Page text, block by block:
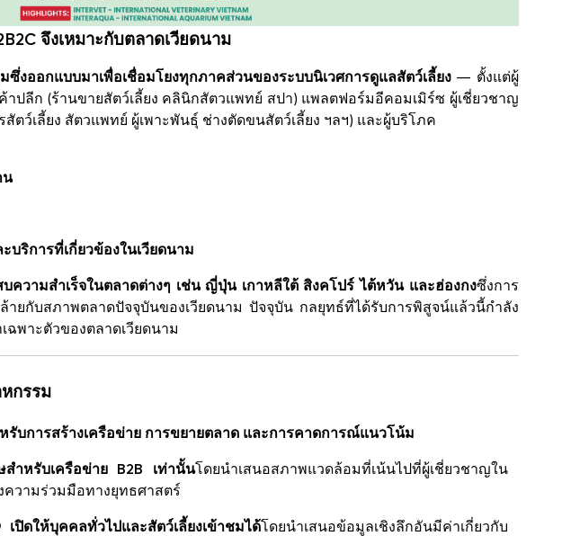
จึงเหมาะกับตลาดเวียดนาม
งออกแบบมาเพื่อเชื่อมโยงทุกภาคส่วนของระบบนิเวศการดูแลสัตว์เลี้ยง— ตั้งแต่ผู้
าปลีก (ร้านขายสัตว์เลี้ยง คลินิกสัตวแพทย์ สปา) แพลตฟอร์มอีคอมเมิร์ซ ผู้เชี่ยวชาญ
ว์เลี้ยง สัตวแพทย์ ผู้เพาะพันธุ์ ช่างตัดขนสัตว์เลี้ยง ฯลฯ) และผู้บริโภค
น
บริการที่เกี่ยวข้องในเวียดนาม
ความสำเร็จในตลาดต่างๆ เช่น ญี่ปุ่น เกาหลีใต้ สิงคโปร์ ไต้หวัน และฮ่องกงซึ่งการ
ายกับสภาพตลาดปัจจุบันของเวียดนาม ปัจจุบัน กลยุทธ์ที่ได้รับการพิสูจน์แล้วนี้กำลัง
ฉพาะตัวของตลาดเวียดนาม
กรรม
บการสร้างเครือข่าย การขยายตลาด และการคาดการณ์แนวโน้ม
ำหรับเครือข่าย B2B เท่านั้นโดยนำเสนอสภาพแวดล้อมที่เน้นไปที่ผู้เชี่ยวชาญใน
วามร่วมมือทางยุทธศาสตร์
ดให้บุคคลทั่วไปและสัตว์เลี้ยงเข้าชมได้โดยนำเสนอข้อมูลเชิงลึกอันมีค่าเกี่ยวกับ